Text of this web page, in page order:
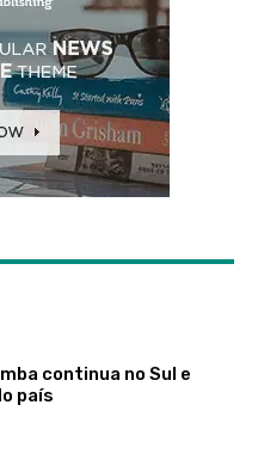
continua no Sul e
país